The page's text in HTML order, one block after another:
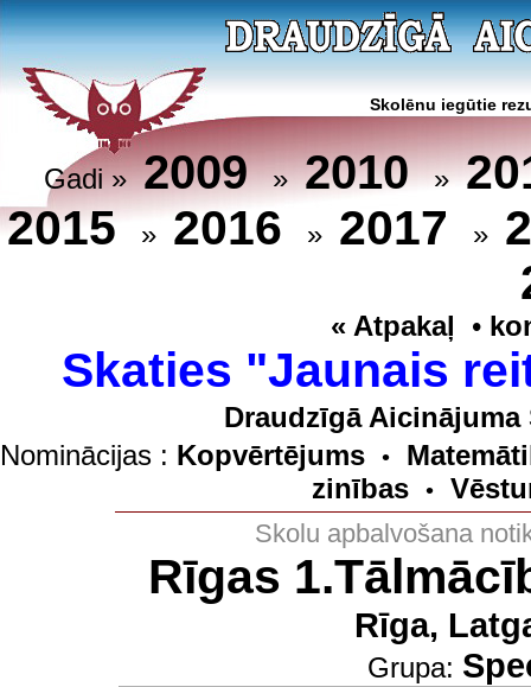
Skolēnu iegūtie
Gadi »2009»2010»
2015 » 2016 » 2017 »
« Atpakaļ •
Skaties "Jaunais
Draudzīgā
Nominācijas : Kopvērtējums •
zinības
•
Skolu apbalvošana
Rīgas
Rīga,
Grupa: